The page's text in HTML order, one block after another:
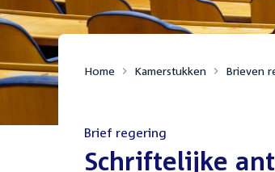
Home Kamerstukken Brieven
Brief regering
:Schriftelijke